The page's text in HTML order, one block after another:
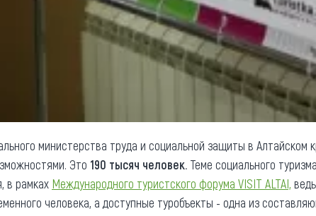
министерства труда и социальной защиты в Алтайском
Это 190 тысяч человек. Теме социального
в рамках Международного туристского форума VISIT ALTAI,
человека, а доступные туробъекты - одна из